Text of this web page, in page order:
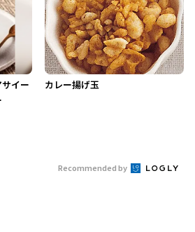
イー
カレー揚げ玉
Recommended by